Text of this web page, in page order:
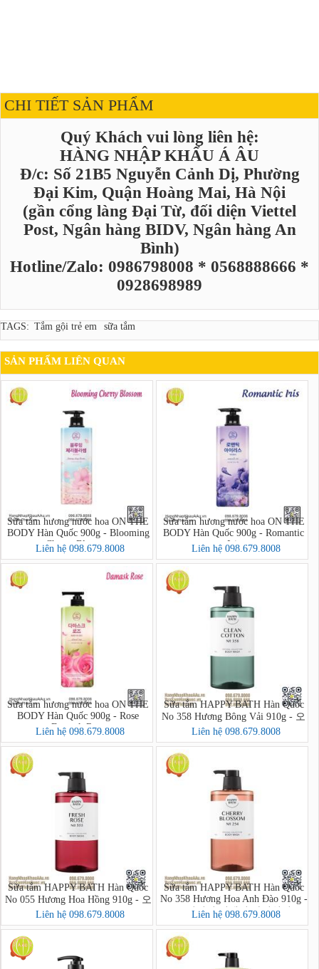
CHI TIẾT SẢN PHẨM
Quý Khách vui lòng liên hệ:
HÀNG NHẬP KHẨU Á ÂU
Đ/c: Số 21B5 Nguyễn Cảnh Dị, Phường
Đại Kim, Quận Hoàng Mai, Hà Nội
(gần cổng làng Đại Từ, đối diện Viettel
Post, Ngân hàng BIDV, Ngân hàng An
Bình)
Hotline/Zalo: 0986798008 * 0568888666 *
0928698989
TAGS: Tắm gội trẻ em sữa tắm
SẢN PHẨM LIÊN QUAN
Sữa tắm hương nước hoa ON THE
BODY Hàn Quốc 900g - Blooming
Cherry Blossom
Liên hệ 098.679.8008
Sữa tắm hương nước hoa ON THE
BODY Hàn Quốc 900g - Romantic
Iris
Liên hệ 098.679.8008
Sữa tắm hương nước hoa ON THE
BODY Hàn Quốc 900g - Rose
Damask Rose
Liên hệ 098.679.8008
Sữa tắm HAPPY BATH Hàn Quốc
No 358 Hương Bông Vải 910g - 오
리지널 컬렉션 바디워시
Liên hệ 098.679.8008
Sữa tắm HAPPY BATH Hàn Quốc
No 055 Hương Hoa Hồng 910g - 오
리지널 컬렉션 바디워시
Liên hệ 098.679.8008
Sữa tắm HAPPY BATH Hàn Quốc
No 358 Hương Hoa Anh Đào 910g -
오리지널 컬렉션 바디워시
Liên hệ 098.679.8008